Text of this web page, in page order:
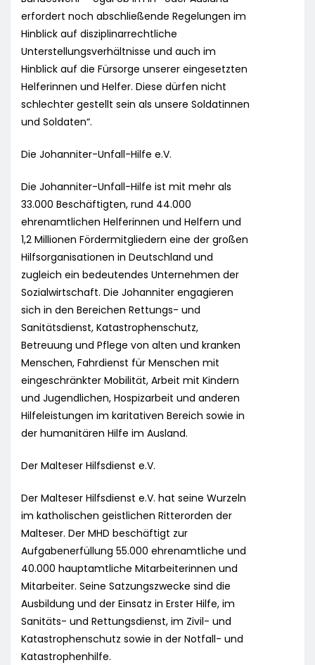
erfordert noch abschließende Regelungen im
Hinblick auf disziplinarrechtliche
Unterstellungsverhältnisse und auch im
Hinblick auf die Fürsorge unserer eingesetzten
Helferinnen und Helfer. Diese dürfen nicht
schlechter gestellt sein als unsere Soldatinnen
und Soldaten“.
Die Johanniter-Unfall-Hilfe e.V.
Die Johanniter-Unfall-Hilfe ist mit mehr als
33.000 Beschäftigten, rund 44.000
ehrenamtlichen Helferinnen und Helfern und
1,2 Millionen Fördermitgliedern eine der großen
Hilfsorganisationen in Deutschland und
zugleich ein bedeutendes Unternehmen der
Sozialwirtschaft. Die Johanniter engagieren
sich in den Bereichen Rettungs- und
Sanitätsdienst, Katastrophenschutz,
Betreuung und Pflege von alten und kranken
Menschen, Fahrdienst für Menschen mit
eingeschränkter Mobilität, Arbeit mit Kindern
und Jugendlichen, Hospizarbeit und anderen
Hilfeleistungen im karitativen Bereich sowie in
der humanitären Hilfe im Ausland.
Der Malteser Hilfsdienst e.V.
Der Malteser Hilfsdienst e.V. hat seine Wurzeln
im katholischen geistlichen Ritterorden der
Malteser. Der MHD beschäftigt zur
Aufgabenerfüllung 55.000 ehrenamtliche und
40.000 hauptamtliche Mitarbeiterinnen und
Mitarbeiter. Seine Satzungszwecke sind die
Ausbildung und der Einsatz in Erster Hilfe, im
Sanitäts- und Rettungsdienst, im Zivil- und
Katastrophenschutz sowie in der Notfall- und
Katastrophenhilfe.